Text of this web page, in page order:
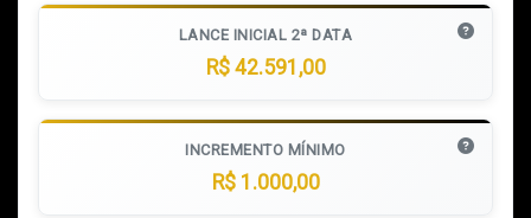
LANCE INICIAL 2ª DATA
R$ 42.591,00
INCREMENTO MÍNIMO
R$ 1.000,00